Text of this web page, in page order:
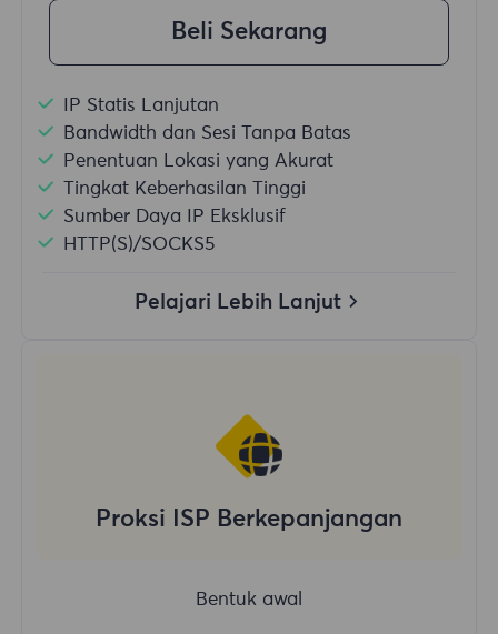
Beli Sekarang
IP Statis Lanjutan
Bandwidth dan Sesi Tanpa Batas
Penentuan Lokasi yang Akurat
Tingkat Keberhasilan Tinggi
Sumber Daya IP Eksklusif
HTTP(S)/SOCKS5
Pelajari Lebih Lanjut
Proksi ISP Berkepanjangan
Bentuk awal